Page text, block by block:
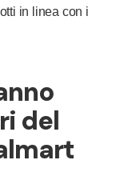
in linea con i
del